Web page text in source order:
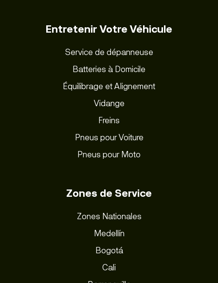
Entretenir Votre Véhicule
Service de dépanneuse
Batteries à Domicile
Équilibrage et Alignement
Vidange
Freins
Pneus pour Voiture
Pneus pour Moto
Zones de Service
Zones Nationales
Medellín
Bogotá
Cali